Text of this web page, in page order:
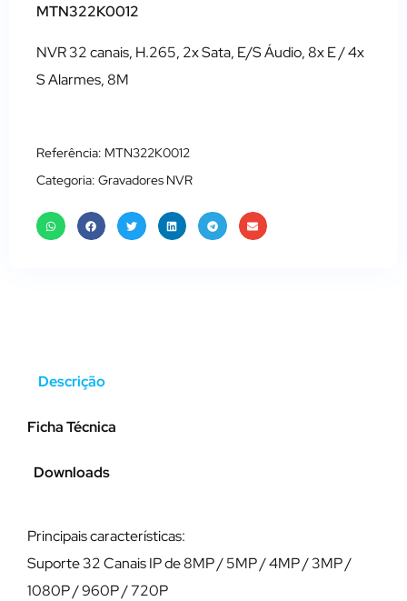
MTN322K0012
NVR 32 canais, H.265, 2x Sata, E/S Áudio, 8x E / 4x
S Alarmes, 8M
Referência: MTN322K0012
Categoria: Gravadores NVR
Descrição
Ficha Técnica
Downloads
Principais características:
Suporte 32 Canais IP de 8MP / 5MP / 4MP / 3MP /
1080P / 960P / 720P